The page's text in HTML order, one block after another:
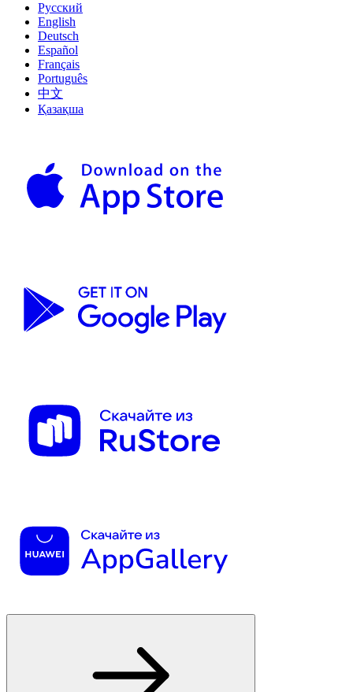
Русский
English
Deutsch
Español
Français
Português
中文
Қазақша